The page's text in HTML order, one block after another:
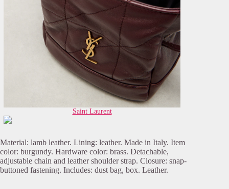
Saint Laurent
Material: lamb leather. Lining: leather. Made in Italy. Item
color: burgundy. Hardware color: brass. Detachable,
adjustable chain and leather shoulder strap. Closure: snap-
buttoned fastening. Includes: dust bag, box. Leather.